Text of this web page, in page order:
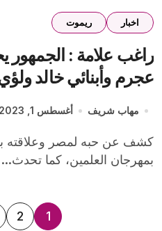
اخبار ريموت
راغب علامة : الجمهور
عجرم وأبنائي خالد
مهاب شريف أغسطس 1, 2023
كشف عن حبه لمصر وعلاقته بـ التي أحيا معها حفله الأخير
بمهرجان العلمين، كما تحدث...
تعدد
1
2